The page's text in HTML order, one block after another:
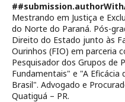
Mestrando em Justiça e
do Norte do Paraná. Pós-
Direito do Estado junto às
Ourinhos (FIO) em parceria
Pesquisador dos Grupos de
Fundamentais" e "A
Brasil". Advogado e
Quatiguá – PR.